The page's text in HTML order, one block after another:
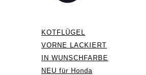
KOTFLÜGEL
VORNE LACKIERT
IN WUNSCHFARBE
NEU für Honda